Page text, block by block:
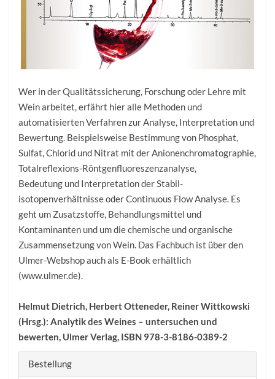
Wer in der Qualitätssicherung, Forschung oder Lehre mit
Wein arbeitet, erfährt hier alle Methoden und
automatisierten Verfahren zur Analyse, Interpretation und
Bewertung. Beispielsweise Bestimmung von Phosphat,
Sulfat, Chlorid und Nitrat mit der Anionenchromatographie,
Totalreflexions-Röntgenfluoreszenzanalyse,
Bedeutung und Interpretation der Stabil­
isotopenverhältnisse oder Continuous Flow Analyse. Es
geht um Zusatzstoffe, Behandlungsmittel und
Kontaminanten und um die chemische und organische
Zusammensetzung von Wein. Das Fachbuch ist über den
Ulmer-Webshop auch als E-Book erhältlich
(www.ulmer.de).
Helmut Dietrich, Herbert Otteneder, Reiner Wittkowski
(Hrsg.): Analytik des Weines – untersuchen und
bewerten, Ulmer Verlag, ISBN 978-3-8186-0389-2
Bestellung